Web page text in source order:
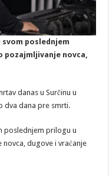
svom poslednjem
pozajmljivanje novca,
danas u Surčinu u
dva dana pre smrti.
poslednjem prilogu u
dugove i vraćanje